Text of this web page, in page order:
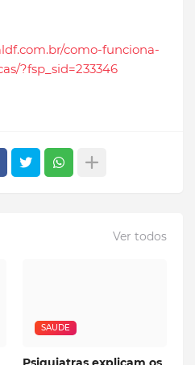
como-funciona-
?fsp_sid=233346
Ver todos
SAUDE